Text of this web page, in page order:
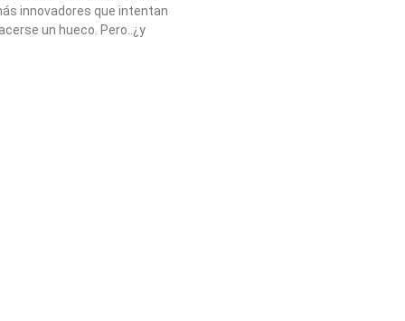
innovadores que intentan
un hueco. Pero..¿y